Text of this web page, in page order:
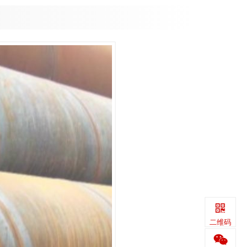
二维码